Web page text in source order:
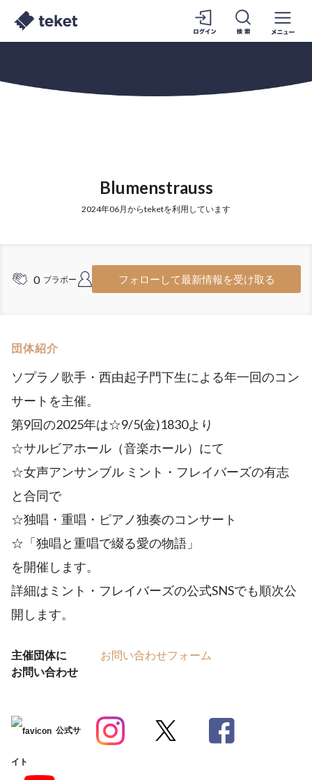
Blumenstrauss
2024年06月からteketを利用しています
0 ブラボー フォロワー
フォローして最新情報を受け取る
団体紹介
ソプラノ歌手・西由起子門下生による年一回のコン
サートを主催。
第9回の2025年は☆9/5(金)1830より
☆サルビアホール（音楽ホール）にて
☆女声アンサンブル ミント・フレイバーズの有志
と合同で
☆独唱・重唱・ピアノ独奏のコンサート
☆「独唱と重唱で綴る愛の物語」
を開催します。
詳細はミント・フレイバーズの公式SNSでも順次公
開します。
主催団体に
お問い合わせ
お問い合わせフォーム
公式サ
イト